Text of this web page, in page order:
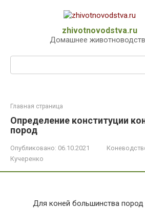
zhivotnovodstva.ru
Домашнее
Поиск:
Главная страница
Определение конституции
пород
Опубликовано: 06.10.2021
Кучеренко
Для коней большинства пород